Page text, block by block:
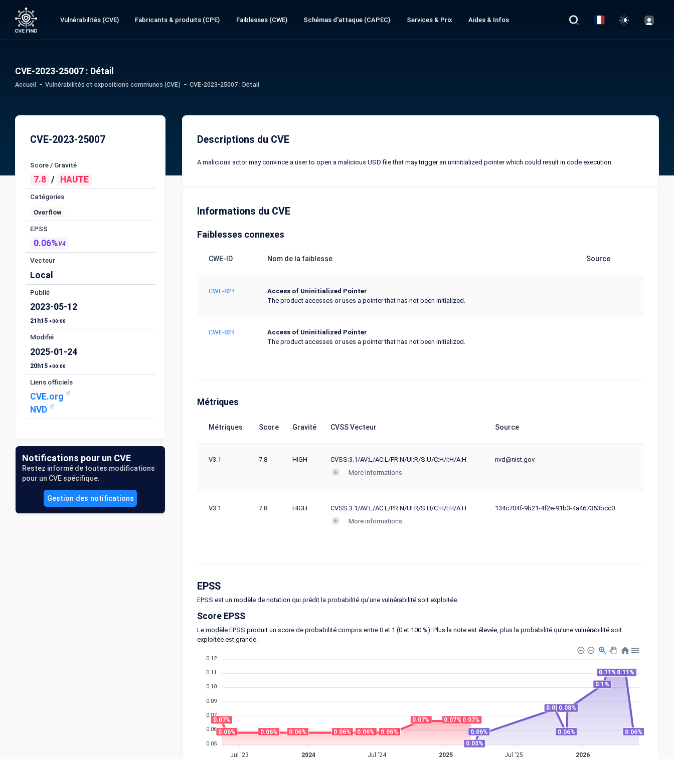
Vulnérabilités (CVE) Fabricants & produits (CPE) Faiblesses (CWE) Schémas d'attaque (CAPEC) Services & Prix Aides & Infos
CVE-2023-25007 : Détail
Accueil Vulnérabilités et expositions communes (CVE) CVE-2023-25007 : Détail
CVE-2023-25007
Score / Gravité
7.8 / HAUTE
Catégories
Overflow
EPSS
0.06%V4
Vecteur
Local
Publié
2023-05-12
21h15 +00:00
Modifié
2025-01-24
20h15 +00:00
Liens officiels
CVE.org
NVD
Notifications pour un CVE
Restez informé de toutes modifications
pour un CVE spécifique.
Gestion des notifications
Descriptions du CVE
A malicious actor may convince a user to open a malicious USD file that may trigger an uninitialized pointer which could result in code execution.
Informations du CVE
Faiblesses connexes
CWE-ID Nom de la faiblesse Source
CWE-824
Access of Uninitialized Pointer
The product accesses or uses a pointer that has not been initialized.
CWE-824
Access of Uninitialized Pointer
The product accesses or uses a pointer that has not been initialized.
Métriques
Métriques Score Gravité CVSS Vecteur Source
V3.1 7.8 HIGH
CVSS:3.1/AV:L/AC:L/PR:N/UI:R/S:U/C:H/I:H/A:H
More informations
nvd@nist.gov
V3.1 7.8 HIGH
CVSS:3.1/AV:L/AC:L/PR:N/UI:R/S:U/C:H/I:H/A:H
More informations
134c704f-9b21-4f2e-91b3-4a467353bcc0
EPSS
EPSS est un modèle de notation qui prédit la probabilité qu'une vulnérabilité soit exploitée.
Score EPSS
Le modèle EPSS produit un score de probabilité compris entre 0 et 1 (0 et 100 %). Plus la note est élevée, plus la probabilité qu'une vulnérabilité soit
exploitée est grande.
0.12
0.11
0.10
0.09
0.07
0.06
0.05
0.07%
0.06%
0.06% 0.06% 0.06% 0.06% 0.06%
0.07% 0.07% 0.07%
0.05%
0.06%
0.08%
0.06%
0.08%
0.1%
0.11% 0.11%
0.06%
Jul '23 2024 Jul '24 2025 Jul '25 2026